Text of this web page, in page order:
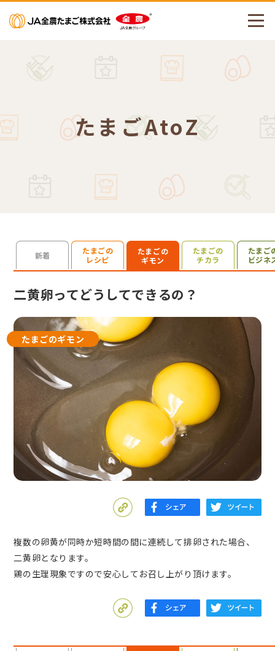
メニューを開く
たまごAtoZ
新着
たまごの
レシピ
たまごの
ギモン
たまごの
チカラ
たまご
ビジネ
検索を開く
二黄卵ってどうしてできるの？
たまごのギモン
複数の卵黄が同時か短時間の間に連続して排卵された場合、
二黄卵となります。
鶏の生理現象ですので安心してお召し上がり頂けます。